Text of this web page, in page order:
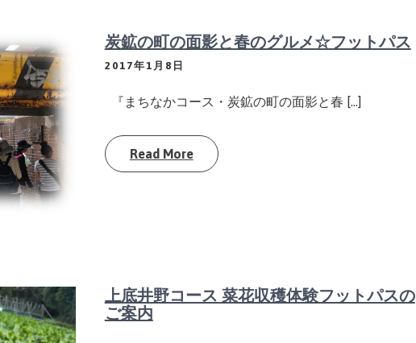
炭鉱の町の面影と春のグルメ☆フットパス
2017年1月8日
『まちなかコース・炭鉱の町の面影と春 […]
Read More
上底井野コース 菜花収穫体験フットパスの
ご案内